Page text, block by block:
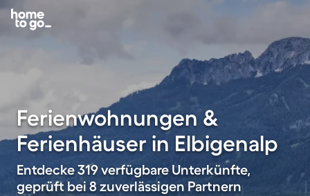
Ferienwohnungen &
Ferienhäuser in Elbigenalp
Entdecke 319 verfügbare Unterkünfte,
geprüft bei 8 zuverlässigen Partnern